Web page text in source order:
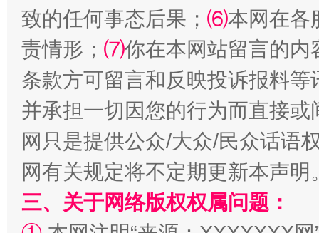
站台名比不上好声名
致的任何事态后果； ⑹本网在各
责情形； ⑺你在本网站留言的内
条款方可留言和反映投诉报料
并承担一切因您的行为而直接
网只是提供公众/大众/民众话语
网有关规定将不定期更新本声明
三、关于网络版权权属问题：